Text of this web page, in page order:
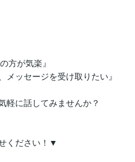
方が気楽』
メッセージを受け取りたい』
軽に話してみませんか？
ください！▼